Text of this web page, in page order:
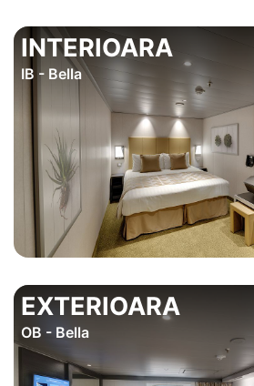
INTERIOARA
IB - Bella
EXTERIOARA
OB - Bella